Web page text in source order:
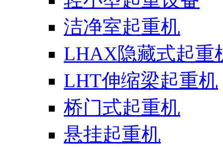
洁净室起重机
LHAX隐藏式起重
LHT伸缩梁起重机
桥门式起重机
悬挂起重机